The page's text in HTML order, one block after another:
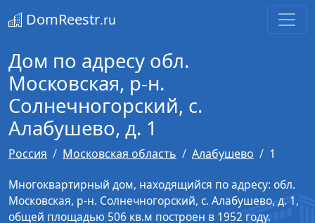
DomReestr.ru
Дом по адресу обл.
Московская, р-н.
Солнечногорский, с.
Алабушево, д. 1
Россия Московская область Алабушево
1
Многоквартирный дом, находящийся по адресу: обл.
Московская, р-н. Солнечногорский, с. Алабушево, д. 1,
общей площадью 506 кв.м построен в 1952 году.